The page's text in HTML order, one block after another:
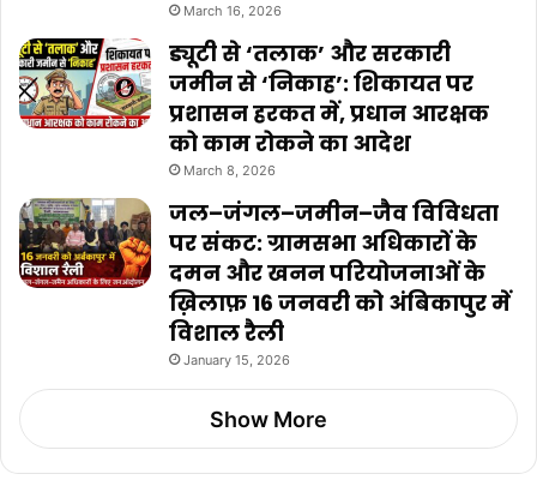
March 16, 2026
ड्यूटी से ‘तलाक’ और सरकारी
जमीन से ‘निकाह’: शिकायत पर
प्रशासन हरकत में, प्रधान आरक्षक
को काम रोकने का आदेश
March 8, 2026
जल–जंगल–जमीन–जैव विविधता
पर संकट: ग्रामसभा अधिकारों के
दमन और खनन परियोजनाओं के
ख़िलाफ़ 16 जनवरी को अंबिकापुर में
विशाल रैली
January 15, 2026
Show More